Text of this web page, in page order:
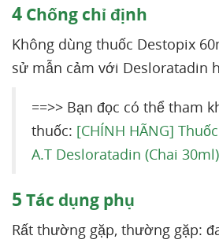
4 Chống chỉ định
Không dùng thuốc Destopix
sử mẫn cảm với Desloratadin
==>> Bạn đọc có thể tham
thuốc: [CHÍNH HÃNG]
A.T Desloratadin (Chai 30ml)
5 Tác dụng phụ
Rất thường gặp, thường gặp: